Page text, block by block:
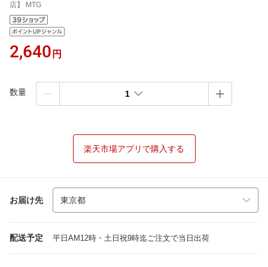
店】 MTG
2,640 円
数量 1
楽天市場アプリで購入する
お届け先
配送予定 平日AM12時・土日祝9時迄ご注文で当日出荷